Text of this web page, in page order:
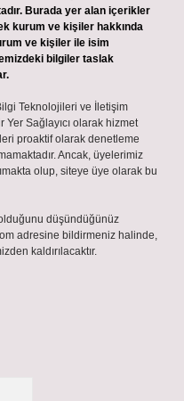
Burada yer alan içerikler
kurum ve kişiler hakkında
ve kişiler ile isim
bilgiler taslak
Teknolojileri ve İletişim
Yer Sağlayıcı olarak hizmet
proaktif olarak denetleme
Ancak, üyelerimiz
olup, siteye üye olarak bu
düşündüğünüz
adresine bildirmeniz halinde,
kaldırılacaktır.